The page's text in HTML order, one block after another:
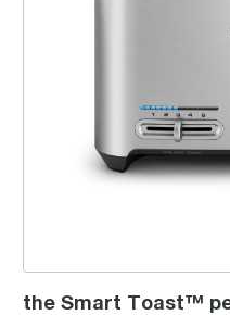
the Smart Toast™